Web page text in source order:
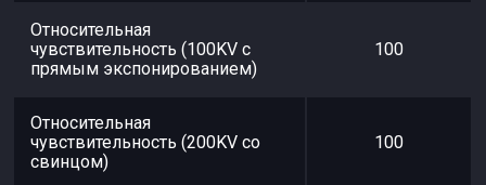
Относительная
чувствительность (100KV с
прямым экспонированием)
100
Относительная
чувствительность (200KV со
свинцом)
100